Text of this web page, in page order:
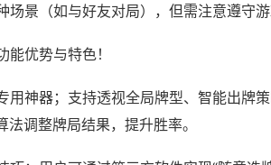
场景（如与好友对局），但需注意遵守游
能优势与特色！
用神器；支持透视全局牌型、智能出牌
法调整牌局结果，提升胜率。